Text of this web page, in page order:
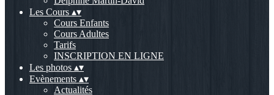
Les Cours ▴▾
Cours Enfants
Cours Adultes
Tarifs
INSCRIPTION EN LIGNE
Les photos ▴▾
Evènements ▴▾
Actualités